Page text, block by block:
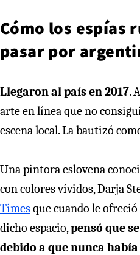
Cómo los espías
pasar por
Llegaron al país en 2017.
arte en línea que no
escena local. La bautizó
Una pintora eslovena
con colores vívidos, Darja
Timesque cuando le
dicho espacio,pensó que
debido a que nunca